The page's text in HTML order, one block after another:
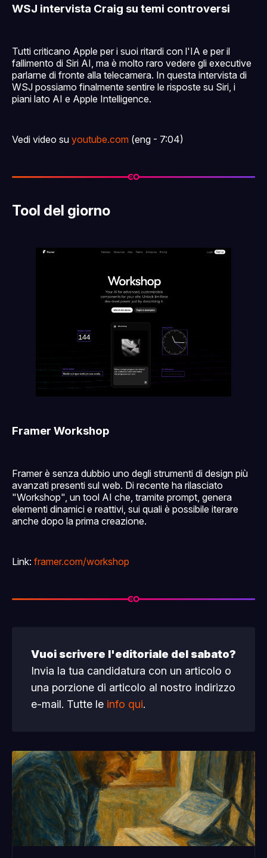
WSJ intervista Craig su temi controversi
Tutti criticano Apple per i suoi ritardi con l'IA e per il
fallimento di Siri AI, ma è molto raro vedere gli executive
parlarne di fronte alla telecamera. In questa intervista di
WSJ possiamo finalmente sentire le risposte su Siri, i
piani lato AI e Apple Intelligence.
Vedi video su youtube.com (eng - 7:04)
Tool del giorno
Framer Workshop
Framer è senza dubbio uno degli strumenti di design più
avanzati presenti sul web. Di recente ha rilasciato
"Workshop", un tool AI che, tramite prompt, genera
elementi dinamici e reattivi, sui quali è possibile iterare
anche dopo la prima creazione.
Link: framer.com/workshop
Vuoi scrivere l'editoriale del sabato?
Invia la tua candidatura con un articolo o
una porzione di articolo al nostro indirizzo
e-mail. Tutte le info qui.